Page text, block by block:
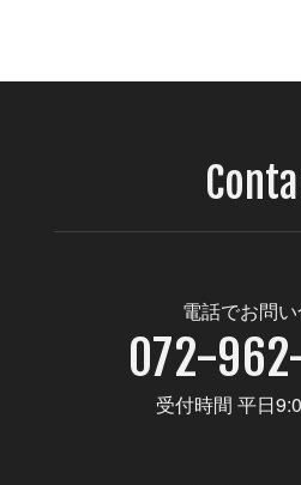
電話でお問
072-
受付時間 平日